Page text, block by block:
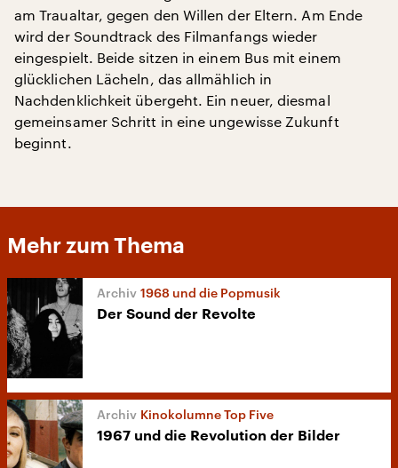
am Traualtar, gegen den Willen der Eltern. Am Ende
wird der Soundtrack des Filmanfangs wieder
eingespielt. Beide sitzen in einem Bus mit einem
glücklichen Lächeln, das allmählich in
Nachdenklichkeit übergeht. Ein neuer, diesmal
gemeinsamer Schritt in eine ungewisse Zukunft
beginnt.
Mehr zum Thema
1968 und die Popmusik
Der Sound der Revolte
Kinokolumne Top Five
1967 und die Revolution der Bilder